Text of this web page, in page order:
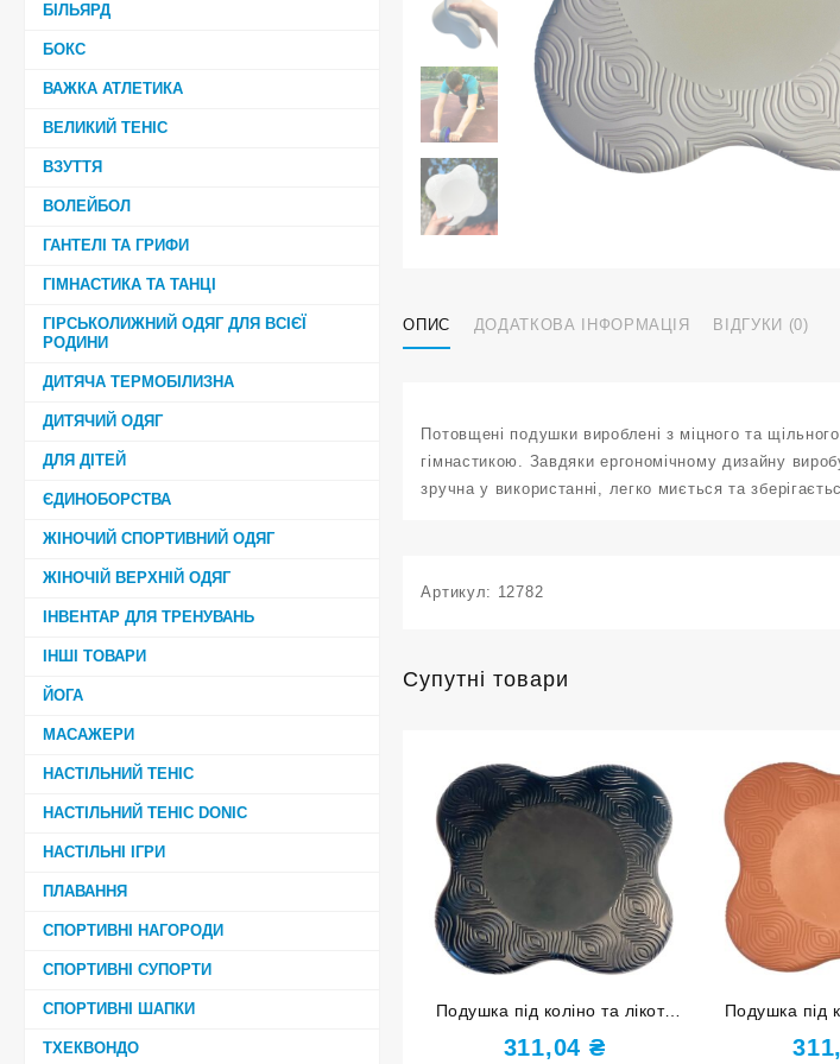
БІЛЬЯРД
БОКС
ВАЖКА АТЛЕТИКА
ВЕЛИКИЙ ТЕНІС
ВЗУТТЯ
ВОЛЕЙБОЛ
ГАНТЕЛІ ТА ГРИФИ
ГІМНАСТИКА ТА ТАНЦІ
ГІРСЬКОЛИЖНИЙ ОДЯГ ДЛЯ ВСІЄЇ
РОДИНИ
ДИТЯЧА ТЕРМОБІЛИЗНА
ДИТЯЧИЙ ОДЯГ
ДЛЯ ДІТЕЙ
ЄДИНОБОРСТВА
ЖІНОЧИЙ СПОРТИВНИЙ ОДЯГ
ЖІНОЧІЙ ВЕРХНІЙ ОДЯГ
ІНВЕНТАР ДЛЯ ТРЕНУВАНЬ
ІНШІ ТОВАРИ
ЙОГА
МАСАЖЕРИ
НАСТІЛЬНИЙ ТЕНІС
НАСТІЛЬНИЙ ТЕНІС DONIC
НАСТІЛЬНІ ІГРИ
ПЛАВАННЯ
СПОРТИВНІ НАГОРОДИ
СПОРТИВНІ СУПОРТИ
СПОРТИВНІ ШАПКИ
ТХЕКВОНДО
ОПИС ДОДАТКОВА ІНФОРМАЦІЯ ВІДГУКИ (0)
Потовщені подушки вироблені з міцного та
гімнастикою. Завдяки ергономічному дизайну
зручна у використанні, легко миється та
Артикул: 12782
Супутні товари
Подушка під коліно та лікоть
чорна PU-4JD-black
311,04 ₴
Подушка під
оранжева